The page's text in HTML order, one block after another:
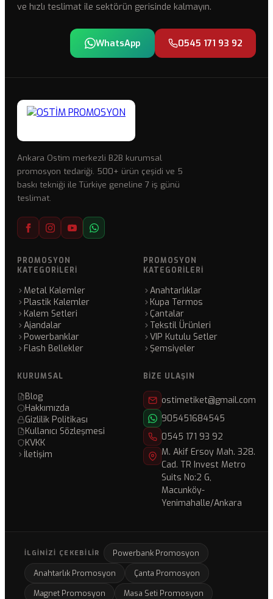
ve hızlı teslimat ile sektörün gerisinde kalmayın.
WhatsApp 0545 171 93 92
Ankara Ostim merkezli B2B kurumsal
promosyon tedariği. 500+ ürün çeşidi ve 5
baskı tekniği ile Türkiye geneline 7 iş günü
teslimat.
PROMOSYON
KATEGORILERI
Metal Kalemler
Plastik Kalemler
Kalem Setleri
Ajandalar
Powerbanklar
Flash Bellekler
PROMOSYON
KATEGORILERI
Anahtarlıklar
Kupa Termos
Çantalar
Tekstil Ürünleri
VIP Kutulu Setler
Şemsiyeler
KURUMSAL
Blog
Hakkımızda
Gizlilik Politikası
Kullanıcı Sözleşmesi
KVKK
İletişim
BIZE ULAŞIN
ostimetiket@gmail.com
905451684545
0545 171 93 92
M. Akif Ersoy Mah. 328.
Cad. TR Invest Metro
Suits No:2 G,
Macunköy-
Yenimahalle/Ankara
İLGINIZI ÇEKEBILIR
Powerbank Promosyon
Anahtarlık Promosyon
Çanta Promosyon
Magnet Promosyon
Masa Seti Promosyon